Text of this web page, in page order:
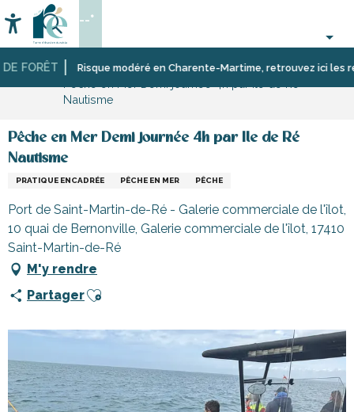
au
contenu
principal
FORÊT Risque modéré en Charente-Martime, retrouvez ici les
Accessibilité
Recherche
--°
Accueil
Activités,
découverte
Nautisme
Pêche en Mer Demi journée 4h par Ile de Ré
Nautisme
PRATIQUE ENCADRÉE PÊCHE EN MER PÊCHE
Port de Saint-Martin-de-Ré - Galerie commerciale de l'îlot,
10 quai de Bernonville, Galerie commerciale de l'îlot, 17410
Saint-Martin-de-Ré
M'y rendre
PartagerAjouter aux favoris